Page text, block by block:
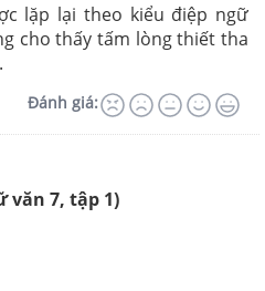
lặp lại theo kiểu điệp ngữ
cho thấy tấm lòng thiết tha
Đánh giá:
văn 7, tập 1)